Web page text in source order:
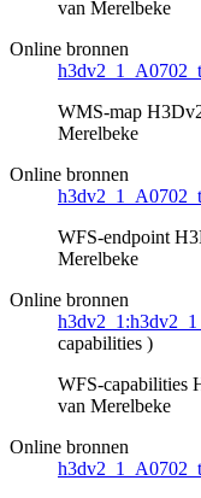
van Merelbeke
Online bronnen
WMS-map
Merelbeke
Online bronnen
WFS-endpoint
Merelbeke
Online bronnen
capabilities )
WFS-capabilities
van Merelbeke
Online bronnen